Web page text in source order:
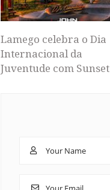
Lamego celebra o Dia
Internacional da
Juventude com Sunset